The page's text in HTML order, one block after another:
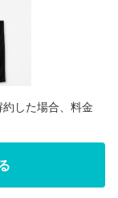
した場合、料金